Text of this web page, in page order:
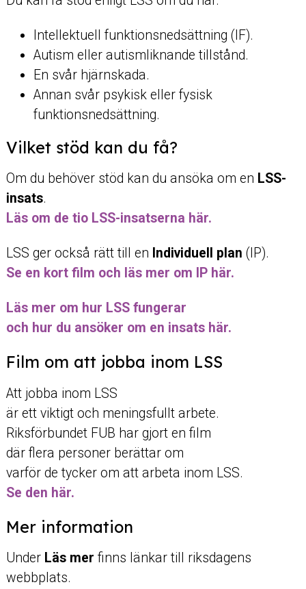
Intellektuell funktionsnedsättning (IF).
Autism eller autismliknande tillstånd.
En svår hjärnskada.
Annan svår psykisk eller fysisk
funktionsnedsättning.
Vilket stöd kan du få?
Om du behöver stöd kan du ansöka om en LSS-
insats.
Läs om de tio LSS-insatserna här.
LSS ger också rätt till en Individuell plan (IP).
Se en kort film och läs mer om IP här.
Läs mer om hur LSS fungerar
och hur du ansöker om en insats här.
Film om att jobba inom LSS
Att jobba inom LSS
är ett viktigt och meningsfullt arbete.
Riksförbundet FUB har gjort en film
där flera personer berättar om
varför de tycker om att arbeta inom LSS.
Se den här.
Mer information
Under Läs mer finns länkar till riksdagens
webbplats.